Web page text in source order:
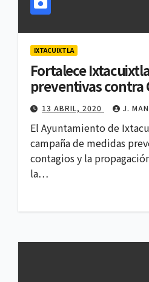
IXTACUIXTLA
Fortalece
preventivas contra
13 ABRIL, 2020 J.
El Ayuntamiento de
campaña de medidas
contagios y la
la…